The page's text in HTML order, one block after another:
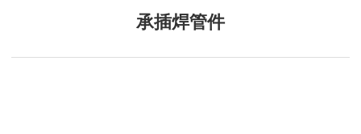
承插焊管件